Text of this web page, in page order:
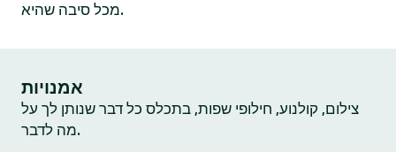
מכל סיבה שהיא.
אמנויות
צילום, קולנוע, חילופי שפות, בתכלס כל דבר שנותן לך על
מה לדבר.